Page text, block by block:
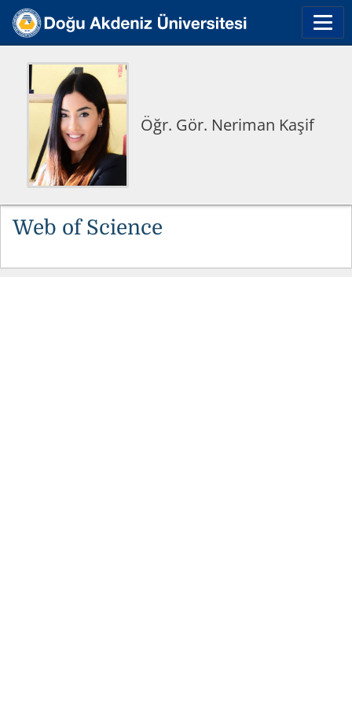
Öğr. Gör. Neriman Kaşif
Web of Science